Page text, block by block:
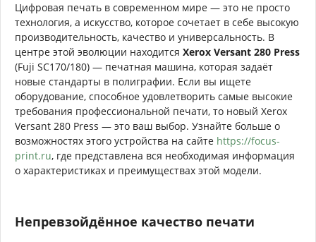
Цифровая печать в современном мире — это не просто
технология, а искусство, которое сочетает в себе высокую
производительность, качество и универсальность. В
центре этой эволюции находится Xerox Versant 280 Press
(Fuji SC170/180) — печатная машина, которая задаёт
новые стандарты в полиграфии. Если вы ищете
оборудование, способное удовлетворить самые высокие
требования профессиональной печати, то новый Xerox
Versant 280 Press — это ваш выбор. Узнайте больше о
возможностях этого устройства на сайте https://focus-
print.ru, где представлена вся необходимая информация
о характеристиках и преимуществах этой модели.
Непревзойдённое качество печати